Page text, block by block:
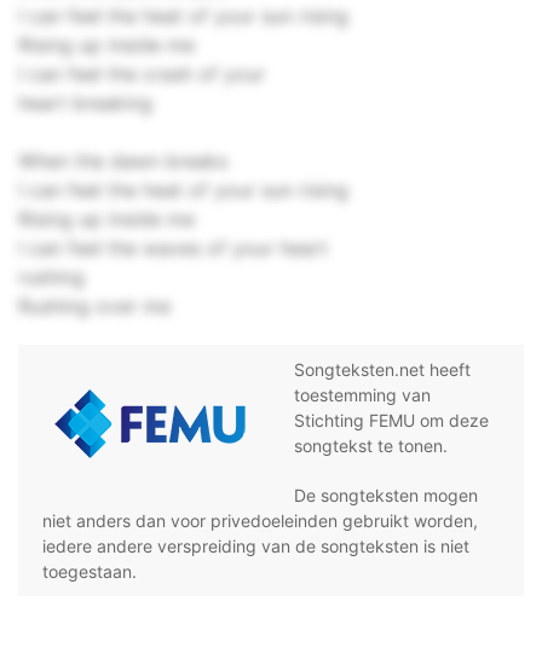
I can feel the heat of your sun rising
Rising up inside me
I can feel the crash of your
heart breaking
When the dawn breaks
I can feel the heat of your sun rising
Rising up inside me
I can feel the waves of your heart
rushing
Rushing over me
Songteksten.net heeft
toestemming van
Stichting FEMU om deze
songtekst te tonen.
De songteksten mogen
niet anders dan voor privedoeleinden gebruikt worden,
iedere andere verspreiding van de songteksten is niet
toegestaan.